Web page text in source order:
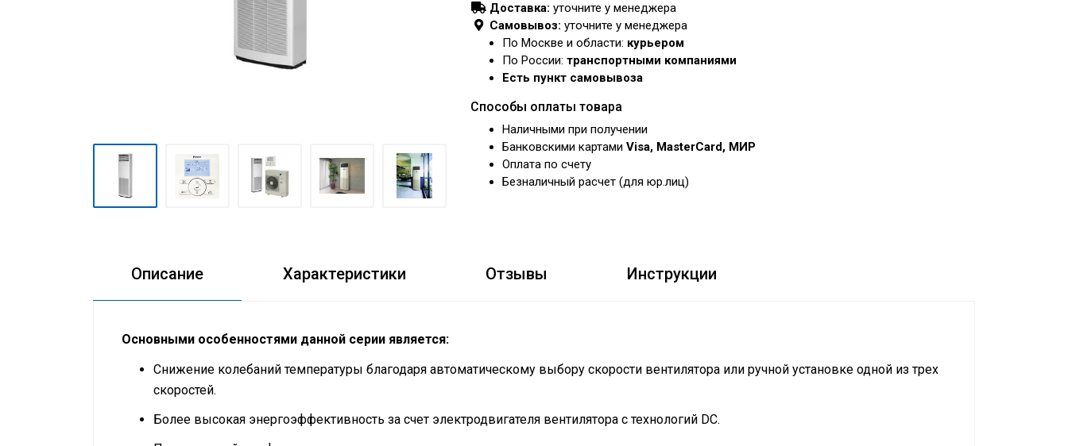
Кондиционеры Freshzone
Доставка: уточните у менеджера
Самовывоз: уточните у менеджера
По Москве и области: курьером
По России: транспортными компаниями
Есть пункт самовывоза
Способы оплаты товара
Наличными при получении
Банковскими картами Visa, MasterCard, МИР
Оплата по счету
Безналичный расчет (для юр.лиц)
Описание Характеристики Отзывы Инструкции
Основными особенностями данной серии является:
Снижение колебаний температуры благодаря автоматическому выбору скорости вентилятора или ручной установке одной из трех
скоростей.
Более высокая энергоэффективность за счет электродвигателя вентилятора с технологий DC.